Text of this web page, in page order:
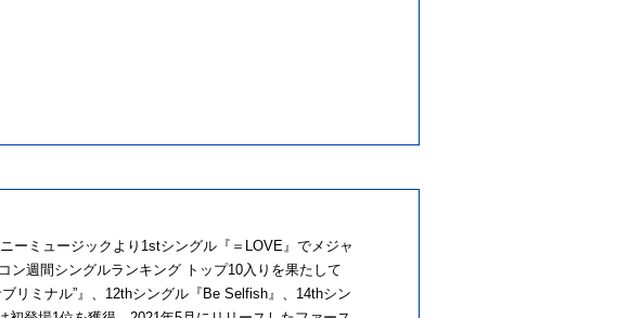
ーミュージックより1stシングル『＝LOVE』でメジャ
ン週間シングルランキング トップ10入りを果たして
リミナル”』、12thシングル『Be Selfish』、14thシン